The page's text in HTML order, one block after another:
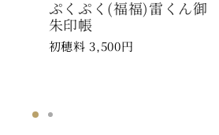
ぷくぷく(福福)雷くん御
朱印帳
3,500円